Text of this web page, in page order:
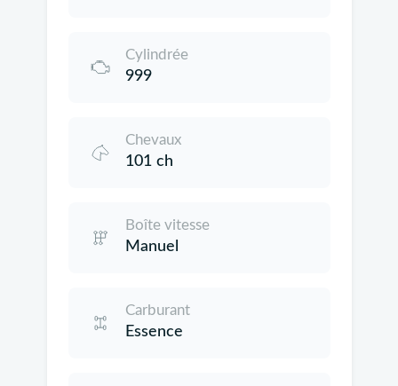
Cylindrée
999
Chevaux
101 ch
Boîte vitesse
Manuel
Carburant
Essence